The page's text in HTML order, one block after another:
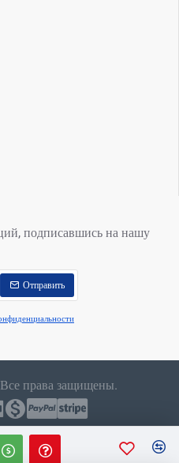
подписавшись на нашу
Отправить
права защищены.